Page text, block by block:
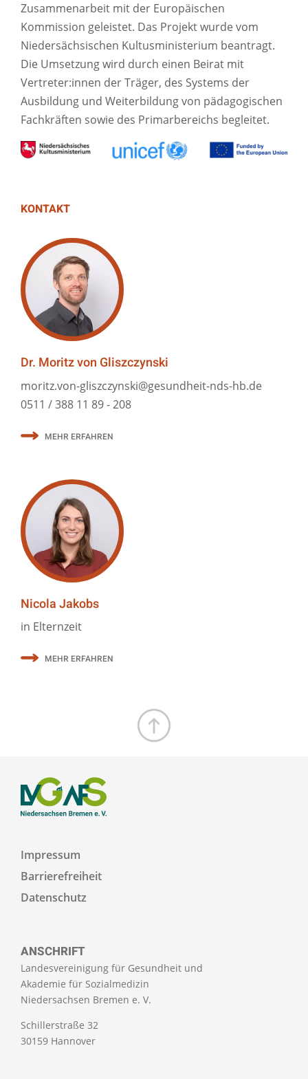
Zusammenarbeit mit der Europäischen
Kommission geleistet. Das Projekt wurde vom
Niedersächsischen Kultusministerium beantragt.
Die Umsetzung wird durch einen Beirat mit
Vertreter:innen der Träger, des Systems der
Ausbildung und Weiterbildung von pädagogischen
Fachkräften sowie des Primarbereichs begleitet.
KONTAKT
Dr. Moritz von Gliszczynski
moritz.von-gliszczynski@gesundheit-nds-hb.de
0511 / 388 11 89 - 208
MEHR ERFAHREN
Nicola Jakobs
in Elternzeit
MEHR ERFAHREN
ANSCHRIFT
Landesvereinigung für Gesundheit und
Akademie für Sozialmedizin
Niedersachsen Bremen e. V.
Schillerstraße 32
30159 Hannover
Impressum
Barrierefreiheit
Datenschutz